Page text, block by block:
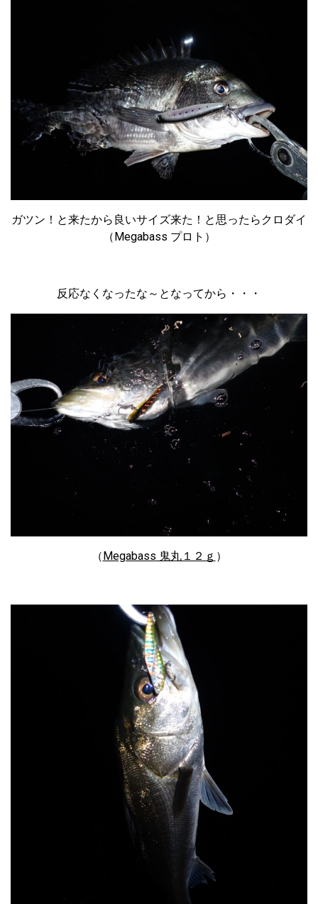
ガツン！と来たから良いサイズ来た！と思ったらクロダイ
（Megabass プロト）
反応なくなったな～となってから・・・
（Megabass 鬼丸１２ｇ ）